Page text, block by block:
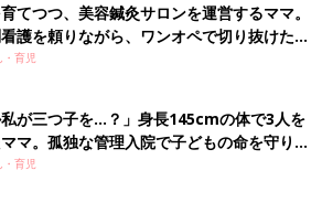
てつつ、美容鍼灸サロンを運営するママ。
護を頼りながら、ワンオペで切り抜けた赤
！【多胎インタビュー・後編】
育児
私が三つ子を…？」身長145cmの体で3人を
マ。孤独な管理入院で子どもの命を守り抜
胎インタビュー・前編】
育児